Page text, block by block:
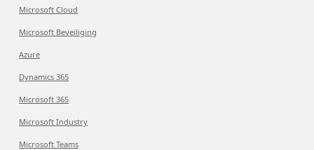
Microsoft Cloud
Microsoft Beveiliging
Azure
Dynamics 365
Microsoft 365
Microsoft Industry
Microsoft Teams